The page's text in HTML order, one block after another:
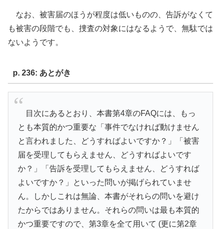
なお、被害届のほうが程度は低いものの、告訴がなくて
も被害の段階でも、捜査の対象にはなるようで、無駄では
ないようです。
p. 236: あとがき
目次にあるとおり、本書第4章のFAQには、もっ
とも本質的かつ重要な「事件でなければ動けません
と言われました、どうすればよいですか？」「被害
届を受理してもらえません、どうすればよいです
か？」「告訴を受理してもらえません、どうすれば
よいですか？」といった問いが掲げられていませ
ん。しかしこれは無論、本書がそれらの問いを避け
たからではありません。それらの問いは最も本質的
かつ重要ですので、第3章を全て用いて (更に第2章